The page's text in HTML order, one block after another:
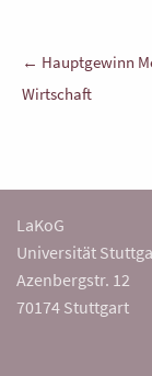
← Hauptgewinn
Wirtschaft
LaKoG
Universität
Azenbergstr. 12
70174 Stuttgart